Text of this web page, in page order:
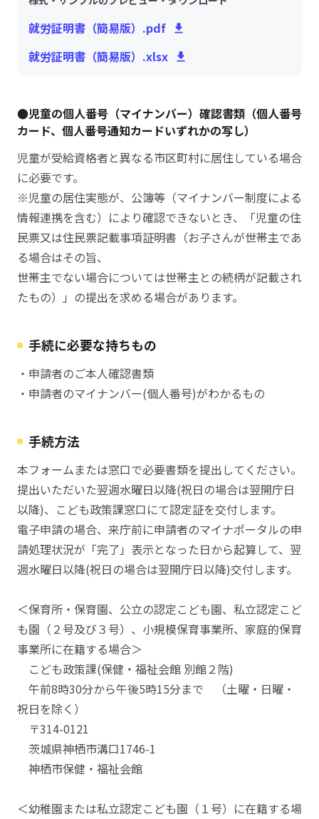
就労証明書（簡易版）.pdf
就労証明書（簡易版）.xlsx
●児童の個人番号（マイナンバー）確認書類（個人番号
カード、個人番号通知カードいずれかの写し）
児童が受給資格者と異なる市区町村に居住している場合
に必要です。
※児童の居住実態が、公簿等（マイナンバー制度による
情報連携を含む）により確認できないとき、「児童の住
民票又は住民票記載事項証明書（お子さんが世帯主であ
る場合はその旨、
世帯主でない場合については世帯主との続柄が記載され
たもの）」の提出を求める場合があります。
手続に必要な持ちもの
・申請者のご本人確認書類
・申請者のマイナンバー(個人番号)がわかるもの
手続方法
本フォームまたは窓口で必要書類を提出してください。
提出いただいた翌週水曜日以降(祝日の場合は翌開庁日
以降)、こども政策課窓口にて認定証を交付します。
電子申請の場合、来庁前に申請者のマイナポータルの申
請処理状況が「完了」表示となった日から起算して、翌
週水曜日以降(祝日の場合は翌開庁日以降)交付します。
＜保育所・保育園、公立の認定こども園、私立認定こど
も園（２号及び３号）、小規模保育事業所、家庭的保育
事業所に在籍する場合＞
こども政策課(保健・福祉会館 別館２階)
午前8時30分から午後5時15分まで （土曜・日曜・
祝日を除く）
〒314-0121
茨城県神栖市溝口1746-1
神栖市保健・福祉会館
＜幼稚園または私立認定こども園（１号）に在籍する場